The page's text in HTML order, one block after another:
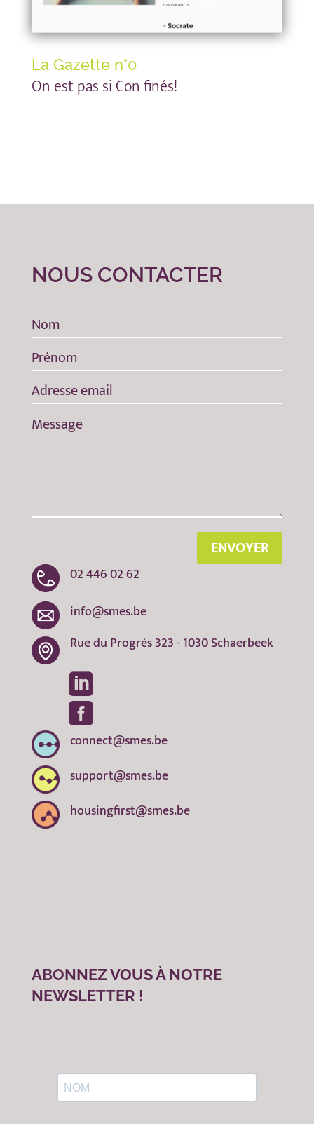
La Gazette n°0
On est pas si Con finés!
NOUS CONTACTER
ENVOYER
02 446 02 62
info@smes.be
Rue du Progrès 323 - 1030 Schaerbeek


connect@smes.be
support@smes.be
housingfirst@smes.be
ABONNEZ VOUS À NOTRE
NEWSLETTER !